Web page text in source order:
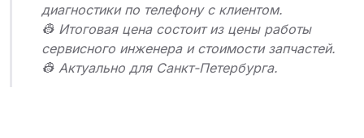
диагностики по телефону с клиентом.
👷 Итоговая цена состоит из цены работы
сервисного инженера и стоимости запчастей.
👷 Актуально для Санкт-Петербурга.